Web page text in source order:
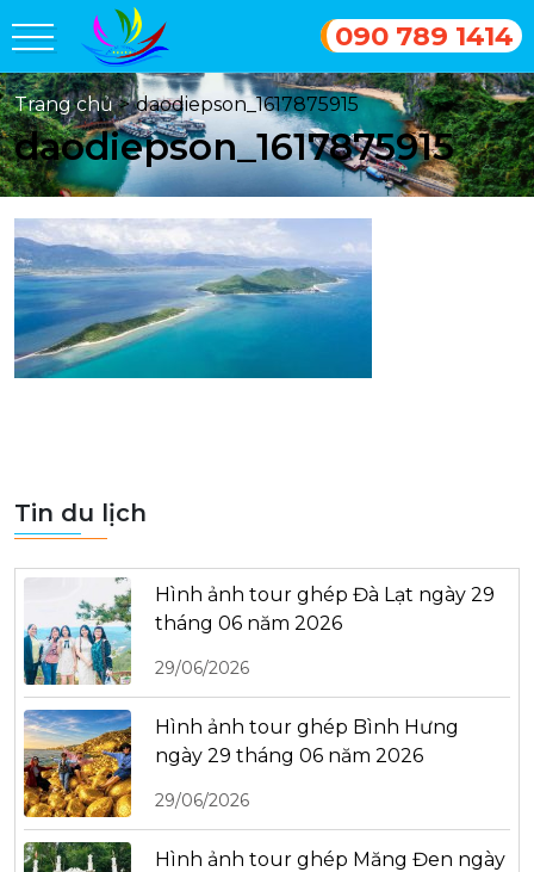
090 789 1414
Trang chủ > daodiepson_1617875915
daodiepson_1617875915
Tin du lịch
Hình ảnh tour ghép Đà Lạt ngày 29
tháng 06 năm 2026
29/06/2026
Hình ảnh tour ghép Bình Hưng
ngày 29 tháng 06 năm 2026
29/06/2026
Hình ảnh tour ghép Măng Đen ngày